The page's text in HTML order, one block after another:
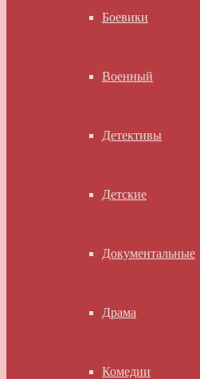
Боевики
Военный
Детективы
Детские
Документальные
Драма
Комедии